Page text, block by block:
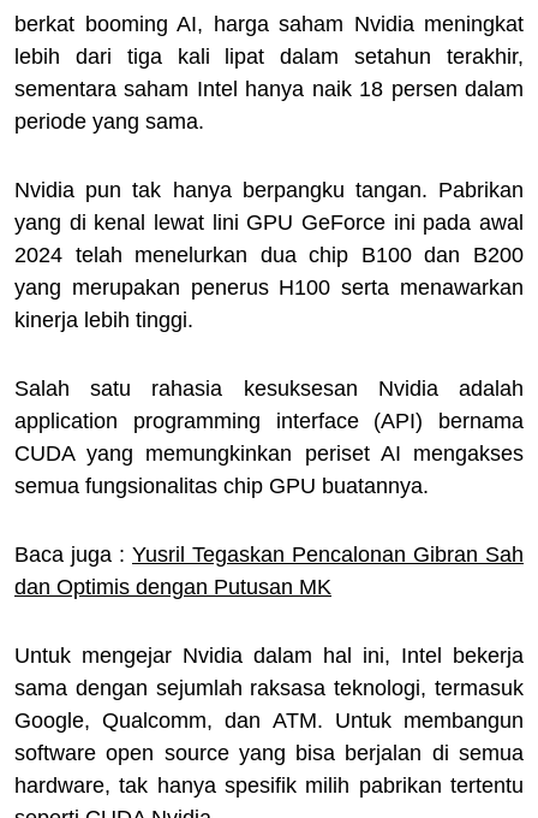
berkat booming AI, harga saham Nvidia meningkat
lebih dari tiga kali lipat dalam setahun terakhir,
sementara saham Intel hanya naik 18 persen dalam
periode yang sama.
Nvidia pun tak hanya berpangku tangan. Pabrikan
yang di kenal lewat lini GPU GeForce ini pada awal
2024 telah menelurkan dua chip B100 dan B200
yang merupakan penerus H100 serta menawarkan
kinerja lebih tinggi.
Salah satu rahasia kesuksesan Nvidia adalah
application programming interface (API) bernama
CUDA yang memungkinkan periset AI mengakses
semua fungsionalitas chip GPU buatannya.
Baca juga : Yusril Tegaskan Pencalonan Gibran Sah
dan Optimis dengan Putusan MK
Untuk mengejar Nvidia dalam hal ini, Intel bekerja
sama dengan sejumlah raksasa teknologi, termasuk
Google, Qualcomm, dan ATM. Untuk membangun
software open source yang bisa berjalan di semua
hardware, tak hanya spesifik milih pabrikan tertentu